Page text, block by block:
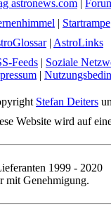
astronews.com
| Startrampe
| AstroLinks
Feeds | Soziale
|
Stefan Deiters
Website wird auf
1999 - 2020
mit Genehmigung.